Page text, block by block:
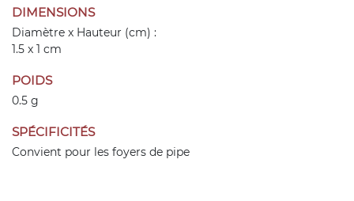
DIMENSIONS
Diamètre x Hauteur (cm) :
1.5 x 1 cm
POIDS
0.5 g
SPÉCIFICITÉS
Convient pour les foyers de pipe